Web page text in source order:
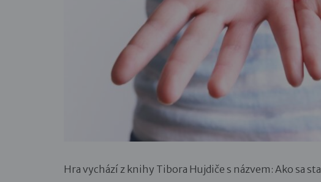
Hra vychází z knihy Tibora Hujdiče s názvem: Ako sa